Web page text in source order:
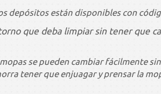
depósitos están disponibles con
que deba limpiar sin tener que
se pueden cambiar fácilmente
tener que enjuagar y prensar la